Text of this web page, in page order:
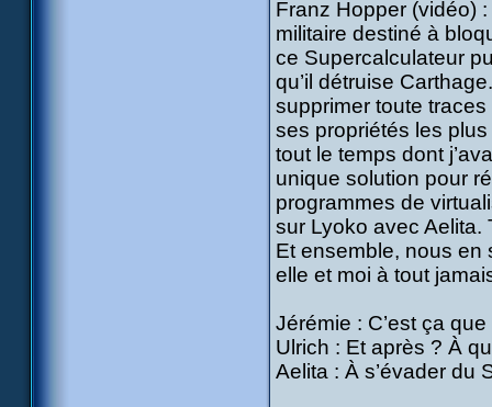
Franz Hopper (vidéo)
militaire destiné à
ce Supercalculateur
qu’il détruise
supprimer toute traces
ses propriétés les
tout le temps dont
unique solution pour
programmes de
sur Lyoko avec Aelita.
Et ensemble, nous en
elle et moi à tout
Jérémie : C’est ça
Ulrich : Et après ? À
Aelita : À s’évader du